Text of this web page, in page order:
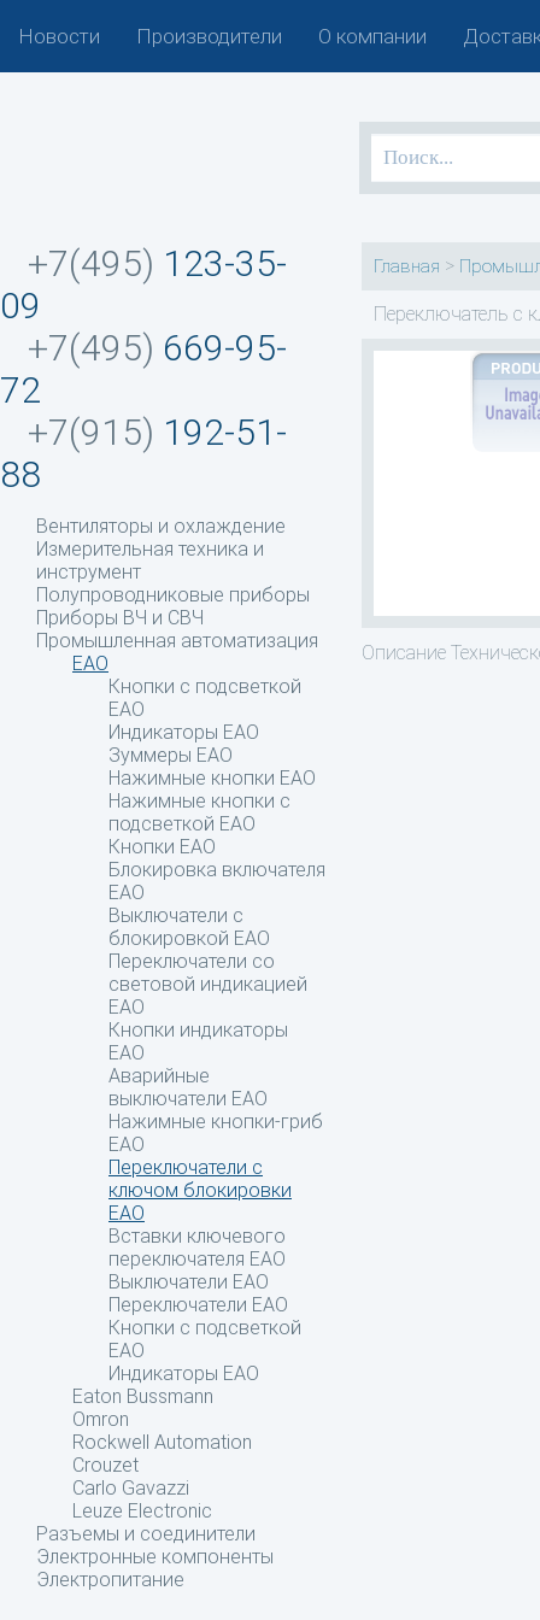
Новости Производители О компании
+7(495) 123-35-
09
+7(495) 669-95-
72
+7(915) 192-51-
88
Вентиляторы и охлаждение
Измерительная техника и
инструмент
Полупроводниковые приборы
Приборы ВЧ и СВЧ
Промышленная автоматизация
EAO
Кнопки с подсветкой
EAO
Индикаторы EAO
Зуммеры EAO
Нажимные кнопки EAO
Нажимные кнопки c
подсветкой EAO
Кнопки EAO
Блокировка включателя
EAO
Выключатели с
блокировкой EAO
Переключатели со
световой индикацией
EAO
Кнопки индикаторы
EAO
Аварийные
выключатели EAO
Нажимные кнопки-гриб
EAO
Переключатели с
ключом блокировки
EAO
Вставки ключевого
переключателя EAO
Выключатели EAO
Переключатели EAO
Кнопки с подсветкой
EAO
Индикаторы EAO
Eaton Bussmann
Omron
Rockwell Automation
Crouzet
Carlo Gavazzi
Leuze Electronic
Разъемы и соединители
Электронные компоненты
Электропитание
Главная >
Переключатель с
Описание